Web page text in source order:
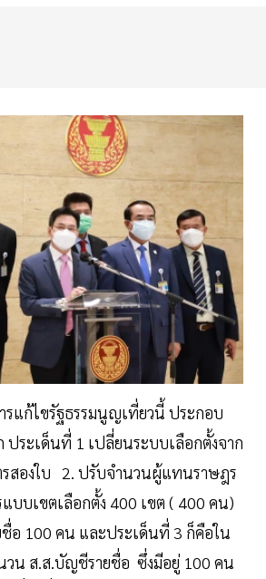
รแก้ไขรัฐธรรมนูญเที่ยวนี้ ประกอบ
ประเด็นที่ 1 เปลี่ยนระบบเลือกตั้งจาก
รสองใบ 2. ปรับจำนวนผู้แทนราษฎร
บเขตเลือกตั้ง 400 เขต ( 400 คน)
อ 100 คน และประเด็นที่ 3 ก็คือใน
วน ส.ส.บัญชีรายชื่อ ซึ่งมีอยู่ 100 คน